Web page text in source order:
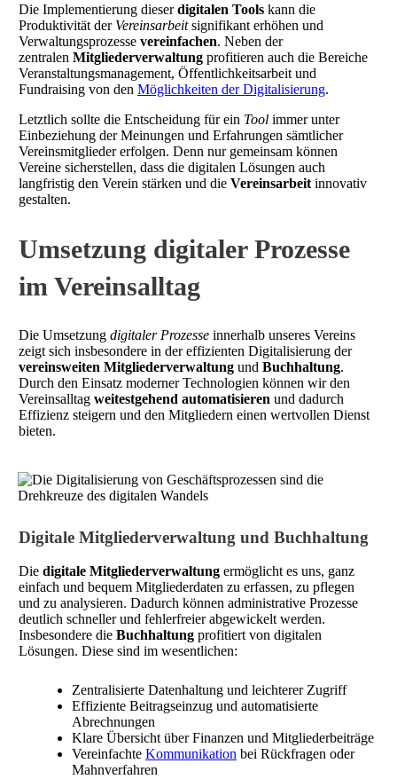
Die Implementierung dieserdigitalen Tools kann die
Produktivität der Vereinsarbeitsignifikant erhöhen und
Verwaltungsprozesse vereinfachen. Neben der
zentralen Mitgliederverwaltung profitieren auch die Bereiche
Veranstaltungsmanagement, Öffentlichkeitsarbeit und
Fundraising von den Möglichkeiten der Digitalisierung.
Letztlich sollte die Entscheidung für ein Tool immer unter
Einbeziehung der Meinungen und Erfahrungen sämtlicher
Vereinsmitglieder erfolgen. Denn nur gemeinsam können
Vereine sicherstellen, dass die digitalen Lösungen auch
langfristig den Verein stärken und die Vereinsarbeit innovativ
gestalten.
Umsetzung digitaler Prozesse
im Vereinsalltag
Die Umsetzung digitaler Prozesse innerhalb unseres Vereins
zeigt sich insbesondere in der effizienten Digitalisierung der
vereinsweiten Mitgliederverwaltung und Buchhaltung.
Durch den Einsatz moderner Technologien können wir den
Vereinsalltag weitestgehend automatisieren und dadurch
Effizienz steigern und den Mitgliedern einen wertvollen Dienst
bieten.
Digitale Mitgliederverwaltung und Buchhaltung
Die digitale Mitgliederverwaltung ermöglicht es uns, ganz
einfach und bequem Mitgliederdaten zu erfassen, zu pflegen
und zu analysieren. Dadurch können administrative Prozesse
deutlich schneller und fehlerfreier abgewickelt werden.
Insbesondere die Buchhaltung profitiert von digitalen
Lösungen. Diese sind im wesentlichen:
Zentralisierte Datenhaltung und leichterer Zugriff
Effiziente Beitragseinzug und automatisierte
Abrechnungen
Klare Übersicht über Finanzen und Mitgliederbeiträge
Vereinfachte Kommunikation bei Rückfragen oder
Mahnverfahren